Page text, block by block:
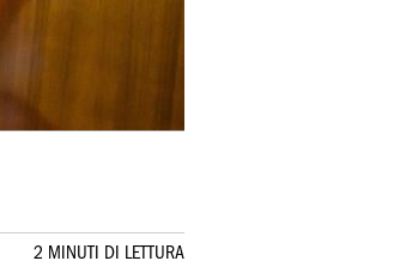
2 MINUTI DI LETTURA